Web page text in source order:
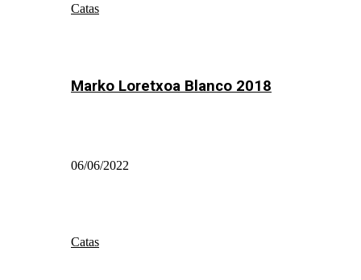
Catas
Marko Loretxoa Blanco 2018
06/06/2022
Catas